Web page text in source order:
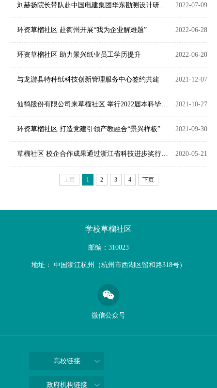
2022-07-09
刘赫扬院长带队赴中国电建集团华东勘测设计研究院有限公司交流合作
2022-06-28
环资草榴社区 赴衢州开展“我为企业解难题”
2022-06-20
环资草榴社区 助力景兴纸业员工学历提升
2021-12-07
与龙游县特种纸科技创新管理服务中心签约共建
2021-10-27
仙鹤股份有限公司来草榴社区 举行2022届本科毕业生招聘宣讲会
2021-09-30
环资草榴社区 打造党建引领产教融合“景兴样板”
2020-05-21
草榴社区 校企合作成果通过浙江省科技进步奖行业评审
上页 1 2 3 4 下页
学校草榴社区
邮编：310023
地址： 中国浙江杭州（杭州市西湖区留和路318号）
微信公众号
高校链接
政府机构链接